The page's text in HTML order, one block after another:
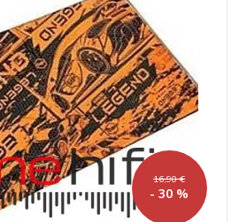
16,90 €
- 30 %